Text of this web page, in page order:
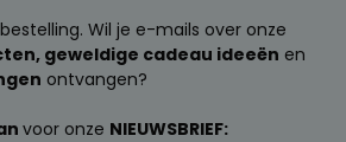
Wil je e-mails over onze
geweldige cadeau ideeën en
ontvangen?
voor onze NIEUWSBRIEF: